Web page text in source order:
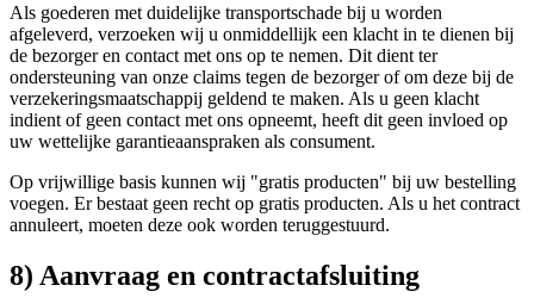
Als goederen met duidelijke transportschade bij u worden
afgeleverd, verzoeken wij u onmiddellijk een klacht in te dienen bij
de bezorger en contact met ons op te nemen. Dit dient ter
ondersteuning van onze claims tegen de bezorger of om deze bij de
verzekeringsmaatschappij geldend te maken. Als u geen klacht
indient of geen contact met ons opneemt, heeft dit geen invloed op
uw wettelijke garantieaanspraken als consument.
Op vrijwillige basis kunnen wij "gratis producten" bij uw bestelling
voegen. Er bestaat geen recht op gratis producten. Als u het contract
annuleert, moeten deze ook worden teruggestuurd.
8) Aanvraag en contractafsluiting